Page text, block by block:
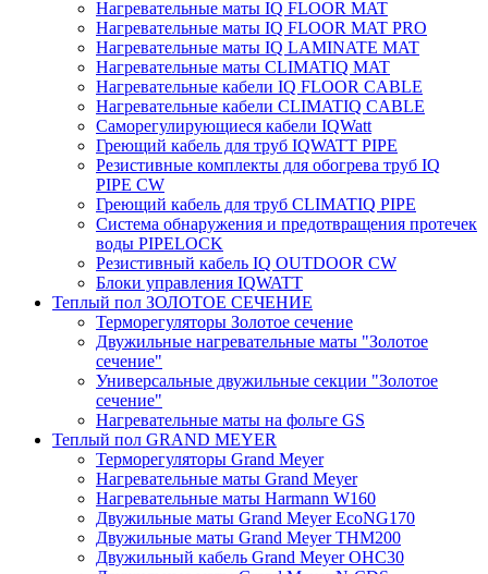
Нагревательные маты IQ FLOOR MAT
Нагревательные маты IQ FLOOR MAT PRO
Нагревательные маты IQ LAMINATE MAT
Нагревательные маты CLIMATIQ MAT
Нагревательные кабели IQ FLOOR CABLE
Нагревательные кабели CLIMATIQ CABLE
Саморегулирующиеся кабели IQWatt
Греющий кабель для труб IQWATT PIPE
Резистивные комплекты для обогрева труб IQ
PIPE CW
Греющий кабель для труб CLIMATIQ PIPE
Система обнаружения и предотвращения протечек
воды PIPELOCK
Резистивный кабель IQ OUTDOOR CW
Блоки управления IQWATT
Теплый пол ЗОЛОТОЕ СЕЧЕНИЕ
Терморегуляторы Золотое сечение
Двужильные нагревательные маты "Золотое
сечение"
Универсальные двужильные секции "Золотое
сечение"
Нагревательные маты на фольге GS
Теплый пол GRAND MEYER
Терморегуляторы Grand Meyer
Нагревательные маты Grand Meyer
Нагревательные маты Harmann W160
Двужильные маты Grand Meyer EcoNG170
Двужильные маты Grand Meyer THM200
Двужильный кабель Grand Meyer OHC30